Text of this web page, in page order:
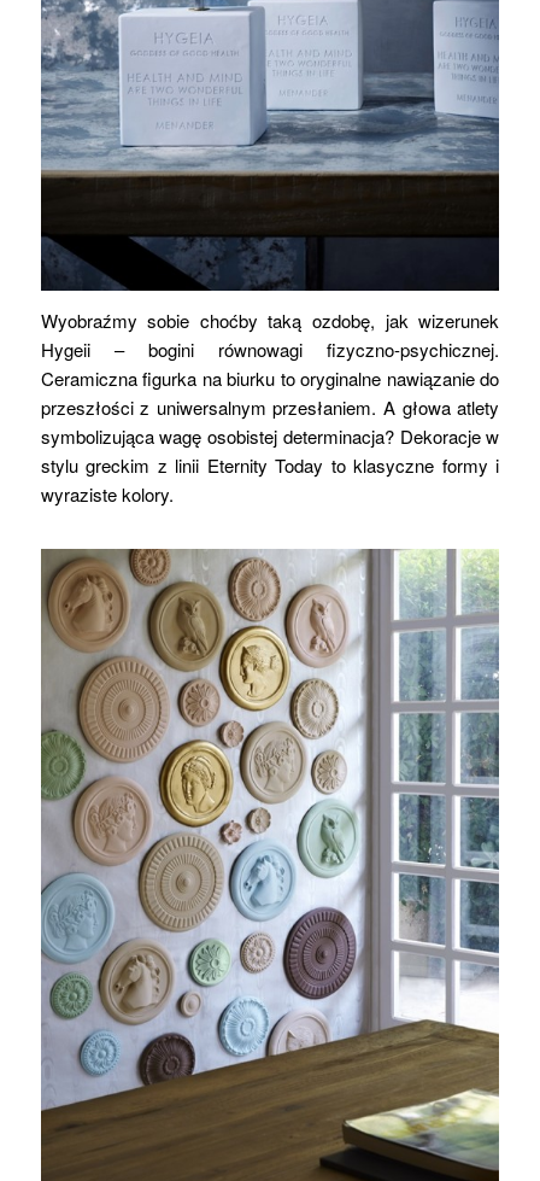
Wyobraźmy sobie choćby taką ozdobę, jak wizerunek
Hygeii – bogini równowagi fizyczno-psychicznej.
Ceramiczna figurka na biurku to oryginalne nawiązanie do
przeszłości z uniwersalnym przesłaniem. A głowa atlety
symbolizująca wagę osobistej determinacja? Dekoracje w
stylu greckim z linii Eternity Today to klasyczne formy i
wyraziste kolory.